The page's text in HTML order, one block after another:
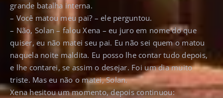
grande batalha interna.
– Você matou meu pai? – ele perguntou.
– Não, Solan – falou Xena – eu juro em nome do que
quiser, eu não matei seu pai. Eu não sei quem o matou
naquela noite maldita. Eu posso lhe contar tudo depois,
e lhe contarei, se assim o desejar. Foi um dia muito
triste. Mas eu não o matei, Solan.
Xena hesitou um momento, depois continuou: